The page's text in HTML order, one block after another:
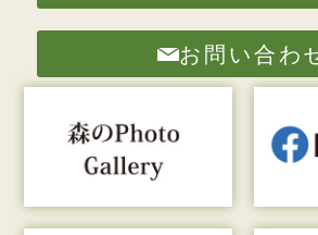
お問い合わ